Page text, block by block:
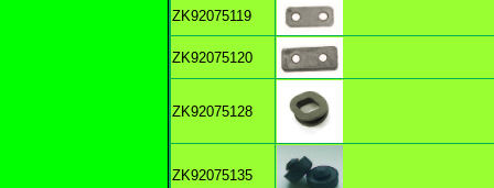
ZK92075119
ZK92075120
ZK92075128
ZK92075135